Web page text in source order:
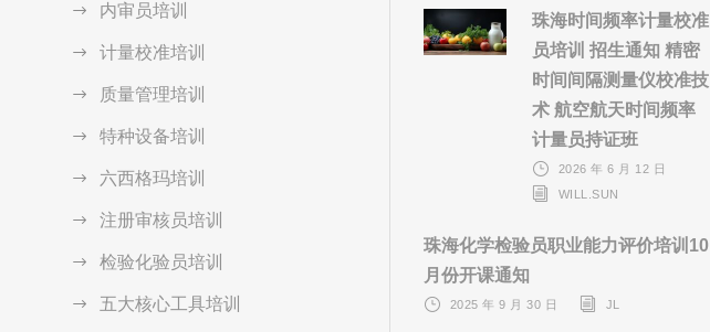
内审员培训
计量校准培训
质量管理培训
特种设备培训
六西格玛培训
注册审核员培训
检验化验员培训
五大核心工具培训
珠海时间频率计量校准
员培训 招生通知 精密
时间间隔测量仪校准技
术 航空航天时间频率
计量员持证班
2026 年 6 月 12 日
WILL.SUN
珠海化学检验员职业能力评价培训10
月份开课通知
2025 年 9 月 30 日 JL